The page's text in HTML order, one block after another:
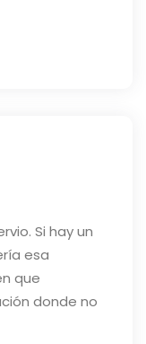
Si hay un
esa
que
donde no